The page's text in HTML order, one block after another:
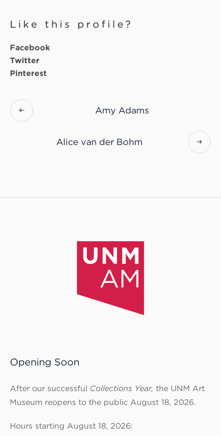
Like this profile?
Facebook
Twitter
Pinterest
Amy Adams
Alice van der Bohm
Opening Soon
After our successful Collections Year,the UNM Art
Museum reopens to the public August 18, 2026.
Hours starting August 18, 2026: